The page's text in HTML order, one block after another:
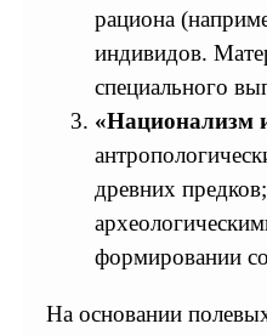
рациона
индивидов.
специального
«Национализм
древних
формировании
На основании